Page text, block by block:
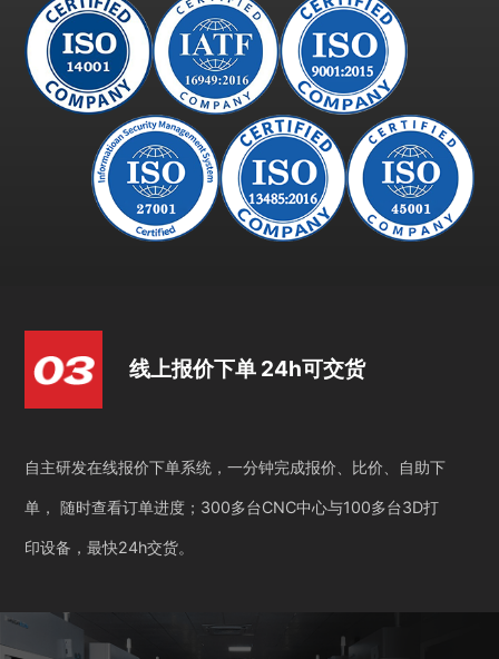
线上报价下单 24h可交货
自主研发在线报价下单系统，一分钟完成报价、比价、自助下
单， 随时查看订单进度；300多台CNC中心与100多台3D打
印设备，最快24h交货。